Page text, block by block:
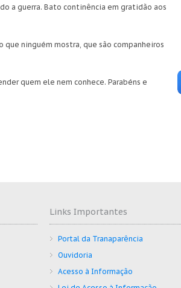
a guerra. Bato continência em gratidão aos
ninguém mostra, que são companheiros
quem ele nem conhece. Parabéns e
Links Importantes
Portal da Tranaparência
Ouvidoria
Acesso à Informação